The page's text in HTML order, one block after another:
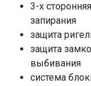
3-х
запирания
защита
защита
выбивания
система